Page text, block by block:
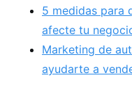
5 medidas para
afecte tu
Marketing de
ayudarte a